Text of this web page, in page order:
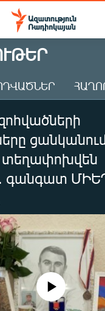
2026
ցանկանում
տեղափոխվեն
գանգատ
source currently